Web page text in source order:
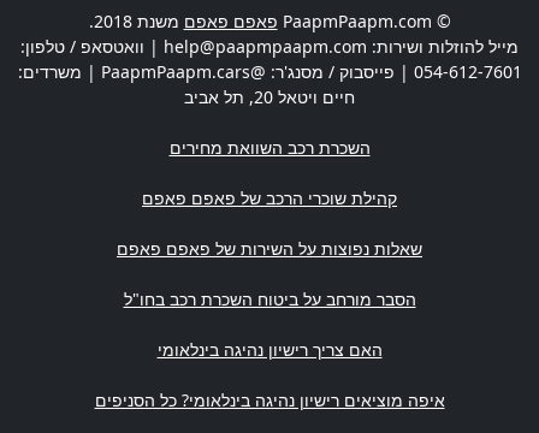
© PaapmPaapm.com פאפם פאפם משנת 2018.
מייל להוזלות ושירות: help@paapmpaapm.com | וואטסאפ / טלפון:
054-612-7601 | פייסבוק / מסנג'ר: @PaapmPaapm.cars | משרדים:
חיים ויטאל 20
, תל אביב
השכרת רכב השוואת מחירים
קהילת שוכרי הרכב של פאפם פאפם
שאלות נפוצות על השירות של פאפם פאפם
הסבר מורחב על ביטוח השכרת רכב בחו"ל
האם צריך רישיון נהיגה בינלאומי
איפה מוציאים רישיון נהיגה בינלאומי? כל הסניפים